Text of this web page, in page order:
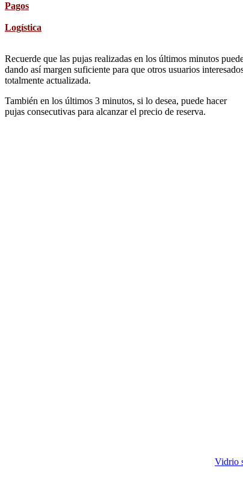
Pagos
Logística
Recuerde que las pujas realizadas en los últimos minutos
dando así margen suficiente para que otros usuarios
totalmente actualizada.
También en los últimos 3 minutos, si lo desea, puede hacer
pujas consecutivas para alcanzar el precio de reserva.
Vidrio